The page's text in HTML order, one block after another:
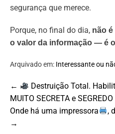
segurança que merece.
Porque, no final do dia, não
o valor da informação — é
Arquivado em: Interessante ou
Post
Navigation
←
Destruição Total.
MUITO SECRETA e
Onde há uma impressora
,
→